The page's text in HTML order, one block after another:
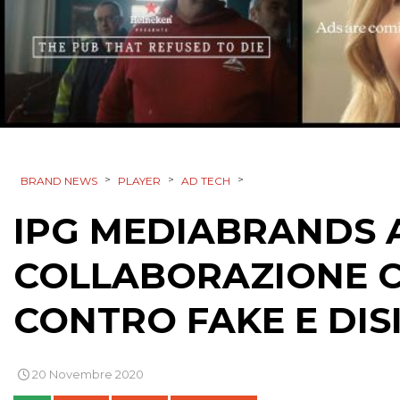
BRAND NEWS > PLAYER > AD TECH >
IPG MEDIABRANDS
COLLABORAZIONE
CONTRO FAKE E
20 Novembre 2020